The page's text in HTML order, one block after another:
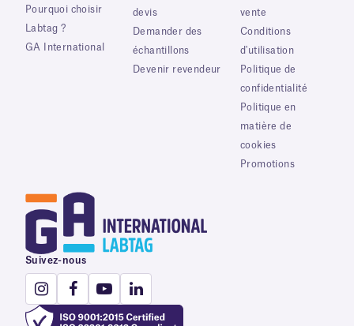
Pourquoi choisir
Labtag ?
GA International
devis
Demander des
échantillons
Devenir revendeur
vente
Conditions
d'utilisation
Politique de
confidentialité
Politique en
matière de
cookies
Promotions
Suivez-nous